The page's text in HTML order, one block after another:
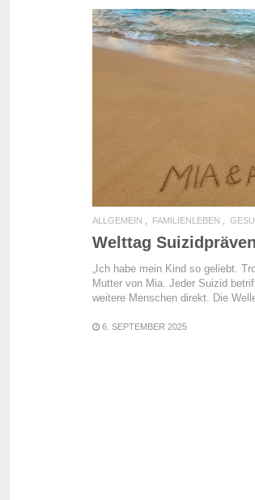
ALLGEMEIN FAMILIENLEBEN
Welttag
„Ich habe mein Kind so geliebt.
Mutter von Mia. Jeder Suizid
weitere Menschen direkt. Die
6. SEPTEMBER 2025